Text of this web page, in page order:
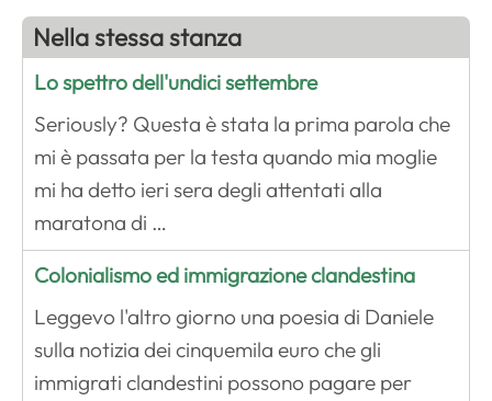
Nella stessa stanza
Lo spettro dell'undici settembre
Seriously? Questa è stata la prima parola che
mi è passata per la testa quando mia moglie
mi ha detto ieri sera degli attentati alla
maratona di …
Colonialismo ed immigrazione clandestina
Leggevo l'altro giorno una poesia di Daniele
sulla notizia dei cinquemila euro che gli
immigrati clandestini possono pagare per